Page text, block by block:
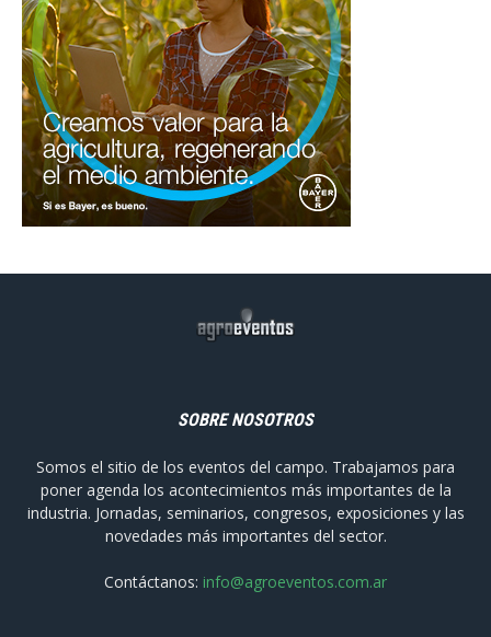
SOBRE NOSOTROS
Somos el sitio de los eventos del campo. Trabajamos para
poner agenda los acontecimientos más importantes de la
industria. Jornadas, seminarios, congresos, exposiciones y las
novedades más importantes del sector.
Contáctanos: info@agroeventos.com.ar